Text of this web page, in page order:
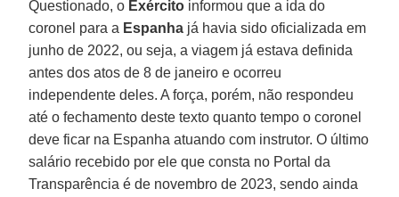
Questionado, o Exército informou que a ida do
coronel para a Espanha já havia sido oficializada em
junho de 2022, ou seja, a viagem já estava definida
antes dos atos de 8 de janeiro e ocorreu
independente deles. A força, porém, não respondeu
até o fechamento deste texto quanto tempo o coronel
deve ficar na Espanha atuando com instrutor. O último
salário recebido por ele que consta no Portal da
Transparência é de novembro de 2023, sendo ainda